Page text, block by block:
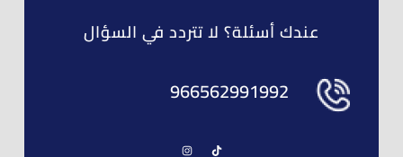
عندك أسئلة؟ لا تتردد في السؤال
966562991992